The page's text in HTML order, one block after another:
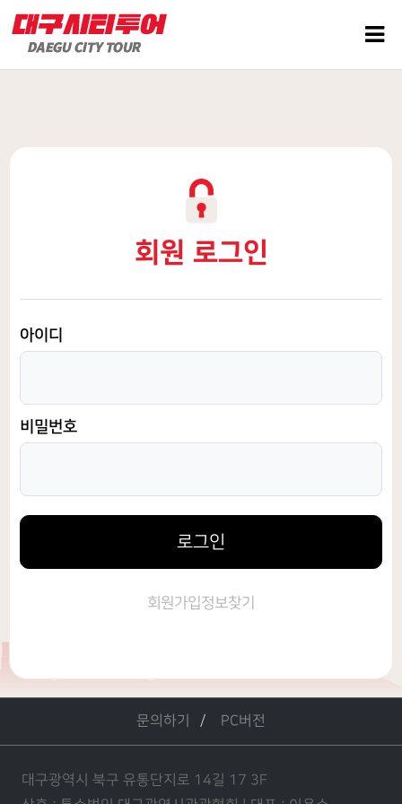
회원 로그인
아이디
비밀번호
로그인
회원가입정보찾기
문의하기 PC버전
대구광역시 북구 유통단지로 14길 17 3F